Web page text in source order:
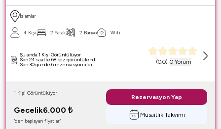
İslamlar
4 Kişi 2 Yatak 2 Banyo Wifi
(0.0) 0 Yorum
Şu anda 1 Kişi Görüntülüyor
Son 24 saatte 68 kez görüntülendi
Son 30 günde 6 rezervasyon aldı
Gecelik6.000 ₺
"den başlayan fiyatlar"
1 Kişi Görüntülüyor
Rezervasyon Yap
Müsaitlik Takvimi